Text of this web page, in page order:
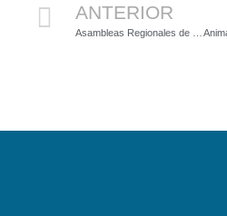
ANTERIOR